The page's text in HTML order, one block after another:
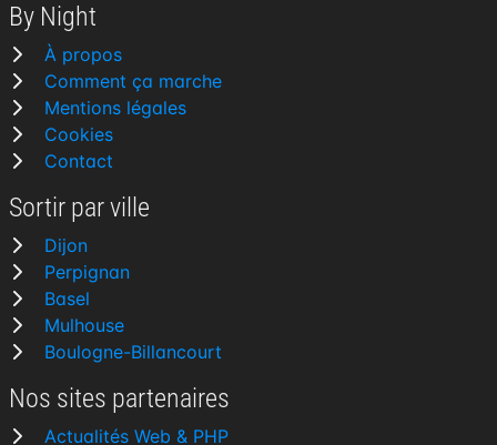
By Night
À propos
Comment ça marche
Mentions légales
Cookies
Contact
Sortir par ville
Dijon
Perpignan
Basel
Mulhouse
Boulogne-Billancourt
Nos sites partenaires
Actualités Web & PHP